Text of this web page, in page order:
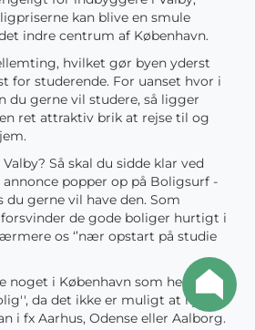
kan blive en smule
indre centrum af København.
hvilket gør byen yderst
for studerende. For uanset hvor i
du gerne vil studere, så ligger
ret attraktiv brik at rejse til og
Så skal du sidde klar ved
popper op på Boligsurf -
gerne vil have den. Som
de gode boliger hurtigt i
os ‘’nær opstart på studie
noget i København som hedder
da det ikke er muligt at hjælpe
i fx Aarhus, Odense eller Aalborg.